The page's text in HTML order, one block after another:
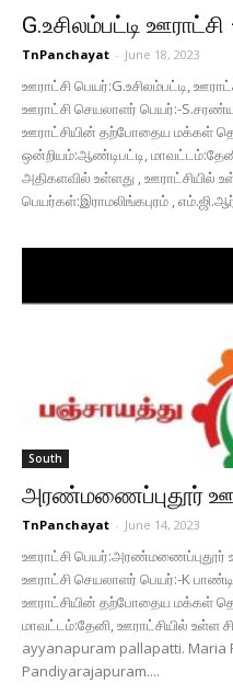
G.உசிலம்பட்டி
TnPanchayat - June 18, 2023
ஊராட்சி பெயர்:G.உசிலம்பட்டி,
ஊராட்சி செயலாளர் பெயர்:-
ஊராட்சியின் தற்போதைய மக்கள்
ஒன்றியம்:ஆண்டிபட்டி,
அதிகளவில் உள்ளது , ஊராட்சியில்
பெயர்கள்:இராமலிங்கபுரம் ,
South
அரண்மணைப்புதூர்
TnPanchayat - June 14, 2023
ஊராட்சி பெயர்:அரண்மணைப்புதூர்
ஊராட்சி செயலாளர் பெயர்:-K
ஊராட்சியின் தற்போதைய மக்கள்
மாவட்டம்:தேனி, ஊராட்சியில் உள்ள
ayyanapuram pallapatti. Maria
Pandiyarajapuram....